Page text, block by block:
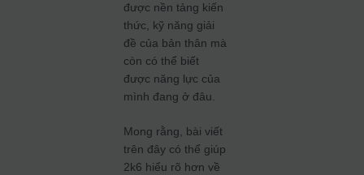
được nền tảng kiến
thức, kỹ năng giải
đề của bản thân mà
còn có thể biết
được năng lực của
mình đang ở đâu.
Mong rằng, bài viết
trên đây có thể giúp
2k6 hiểu rõ hơn về